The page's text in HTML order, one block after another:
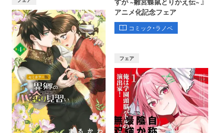
アニメ化記念フェア
コミック・ラノベ
フェア